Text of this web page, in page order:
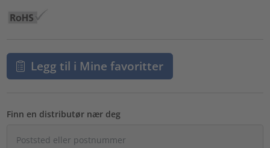
Legg til i Mine favoritter
Finn en distributør nær deg